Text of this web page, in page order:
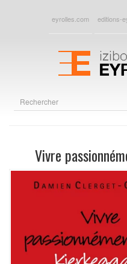
eyrolles.com editions-
Vivre